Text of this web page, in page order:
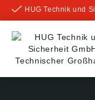
springen
HUG Technik und